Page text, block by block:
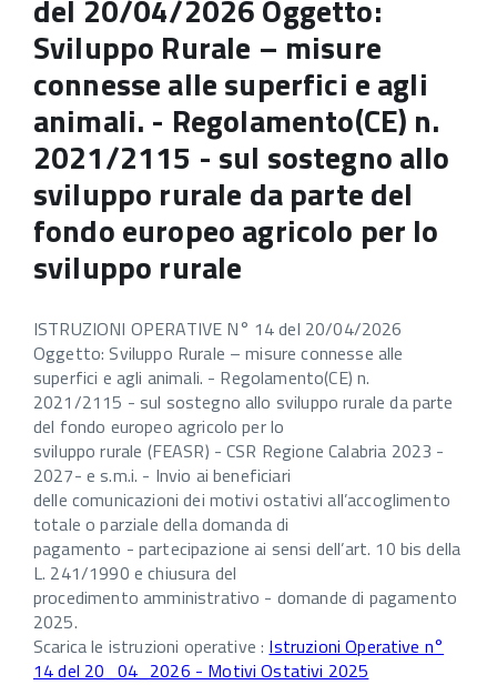
del 20/04/2026 Oggetto:
Sviluppo Rurale – misure
connesse alle superfici e agli
animali. - Regolamento(CE) n.
2021/2115 - sul sostegno allo
sviluppo rurale da parte del
fondo europeo agricolo per lo
sviluppo rurale
ISTRUZIONI OPERATIVE N° 14 del 20/04/2026
Oggetto: Sviluppo Rurale – misure connesse alle
superfici e agli animali. - Regolamento(CE) n.
2021/2115 - sul sostegno allo sviluppo rurale da parte
del fondo europeo agricolo per lo
sviluppo rurale (FEASR) - CSR Regione Calabria 2023 -
2027- e s.m.i. - Invio ai beneficiari
delle comunicazioni dei motivi ostativi all’accoglimento
totale o parziale della domanda di
pagamento - partecipazione ai sensi dell’art. 10 bis della
L. 241/1990 e chiusura del
procedimento amministrativo - domande di pagamento
2025.
Scarica le istruzioni operative : Istruzioni Operative n°
14 del 20_04_2026 - Motivi Ostativi 2025